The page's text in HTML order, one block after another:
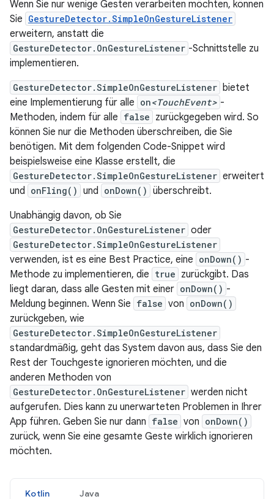
Wenn Sie nur wenige Gesten verarbeiten möchten, können
Sie GestureDetector.SimpleOnGestureListener
erweitern, anstatt die
GestureDetector.OnGestureListener -Schnittstelle zu
implementieren.
GestureDetector.SimpleOnGestureListener bietet
eine Implementierung für alle on<TouchEvent> -
Methoden, indem für alle false zurückgegeben wird. So
können Sie nur die Methoden überschreiben, die Sie
benötigen. Mit dem folgenden Code-Snippet wird
beispielsweise eine Klasse erstellt, die
GestureDetector.SimpleOnGestureListener erweitert
und onFling() und onDown() überschreibt.
Unabhängig davon, ob Sie
GestureDetector.OnGestureListener oder
GestureDetector.SimpleOnGestureListener
verwenden, ist es eine Best Practice, eine onDown() -
Methode zu implementieren, die true zurückgibt. Das
liegt daran, dass alle Gesten mit einer onDown() -
Meldung beginnen. Wenn Sie false von onDown()
zurückgeben, wie
GestureDetector.SimpleOnGestureListener
standardmäßig, geht das System davon aus, dass Sie den
Rest der Touchgeste ignorieren möchten, und die
anderen Methoden von
GestureDetector.OnGestureListener werden nicht
aufgerufen. Dies kann zu unerwarteten Problemen in Ihrer
App führen. Geben Sie nur dann false von onDown()
zurück, wenn Sie eine gesamte Geste wirklich ignorieren
möchten.
Kotlin Java